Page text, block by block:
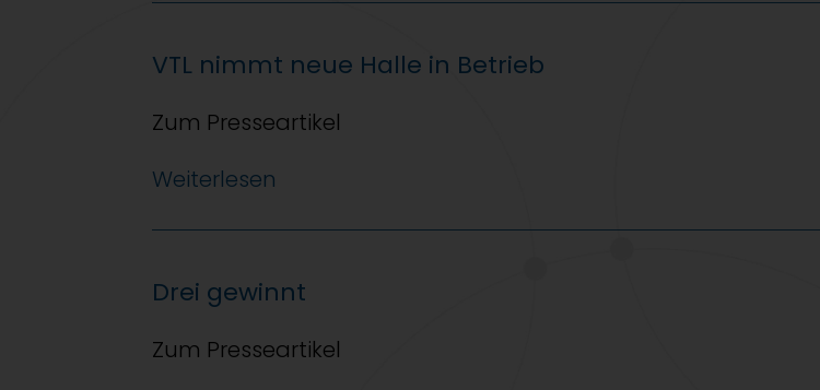
VTL nimmt neue Halle in Betrieb
Zum Presseartikel
Weiterlesen
Drei gewinnt
Zum Presseartikel